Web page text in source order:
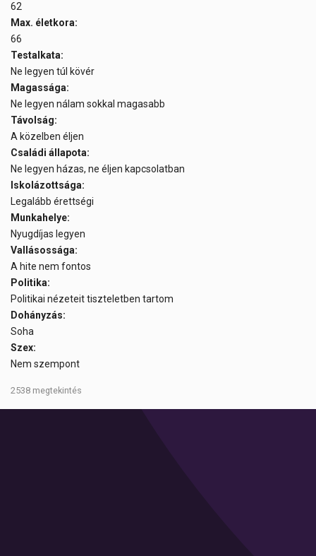
62
Max. életkora:
66
Testalkata:
Ne legyen túl kövér
Magassága:
Ne legyen nálam sokkal magasabb
Távolság:
A közelben éljen
Családi állapota:
Ne legyen házas, ne éljen kapcsolatban
Iskolázottsága:
Legalább érettségi
Munkahelye:
Nyugdíjas legyen
Vallásossága:
A hite nem fontos
Politika:
Politikai nézeteit tiszteletben tartom
Dohányzás:
Soha
Szex:
Nem szempont
2538 megtekintés